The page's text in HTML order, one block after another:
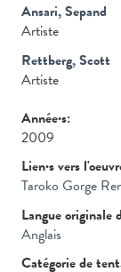
Ansari, Sepand
Artiste
Rettberg, Scott
Artiste
Année·s:
2009
Lien·s vers
Taroko Gorge
Langue originale
Anglais
Catégorie de